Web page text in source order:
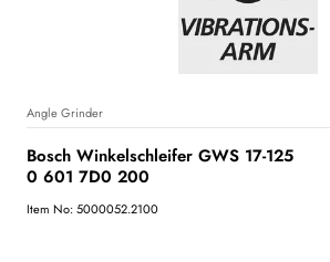
Angle Grinder
Bosch Winkelschleifer GWS 17-125
0 601 7D0 200
Item No: 5000052.2100